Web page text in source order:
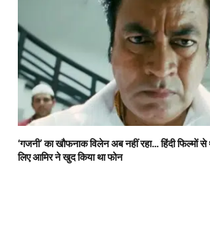
‘गजनी’ का खौफनाक विलेन अब नहीं रहा… हिंदी फिल्मों
लिए आमिर ने खुद किया था फोन